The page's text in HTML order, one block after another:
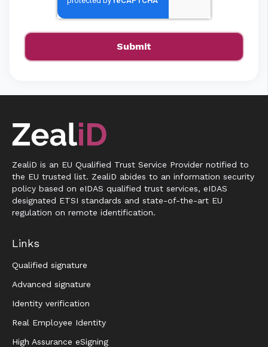
ZealiD is an EU Qualified Trust Service Provider notified to
the EU trusted list. ZealiD abides to an information security
policy based on eIDAS qualified trust services, eIDAS
designated ETSI standards and state-of-the-art EU
regulation on remote identification.
Links
Qualified signature
Advanced signature
Identity verification
Real Employee Identity
High Assurance eSigning